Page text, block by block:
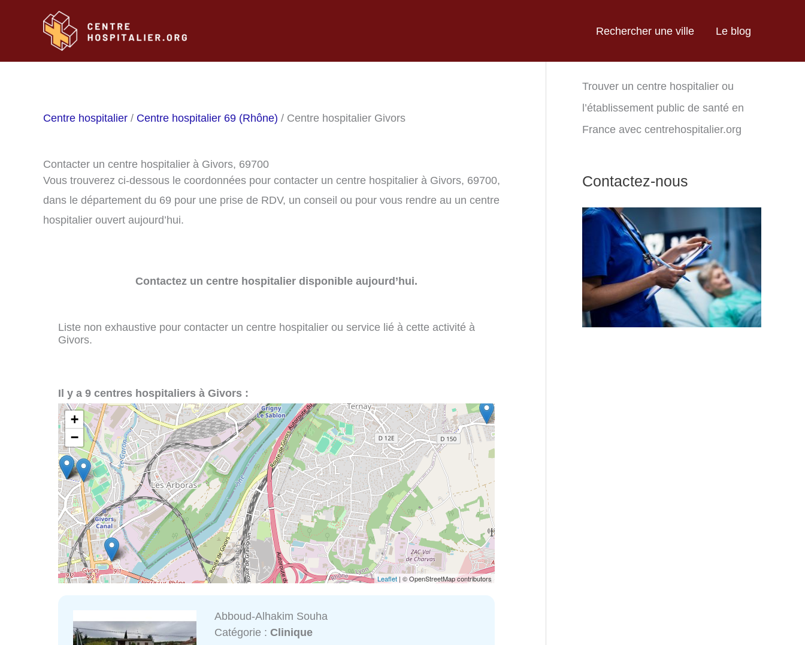
Rechercher une ville Le blog
Centre hospitalier / Centre hospitalier 69 (Rhône) / Centre hospitalier Givors
Contacter un centre hospitalier à Givors, 69700
Vous trouverez ci-dessous le coordonnées pour contacter un centre hospitalier à Givors, 69700,
dans le département du 69 pour une prise de RDV, un conseil ou pour vous rendre au un centre
hospitalier ouvert aujourd’hui.
Contactez un centre hospitalier disponible aujourd’hui.
Liste non exhaustive pour contacter un centre hospitalier ou service lié à cette activité à
Givors.
Il y a 9 centres hospitaliers à Givors :
+
−
Leaflet | © OpenStreetMap contributors
Abboud-Alhakim Souha
Catégorie :Clinique
Trouver un centre hospitalier ou
l’établissement public de santé en
France avec centrehospitalier.org
Contactez-nous